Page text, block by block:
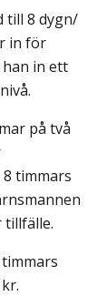
till 8 dygn/
in för
in ett
på två
timmars